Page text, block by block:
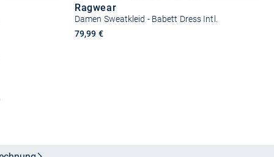
Ragwear
Damen Sweatkleid - Babett Dress Intl.
79,99 €